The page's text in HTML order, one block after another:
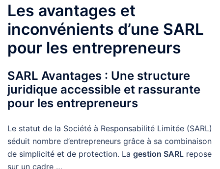
Les avantages et
inconvénients d’une SARL
pour les entrepreneurs
SARL Avantages : Une structure
juridique accessible et rassurante
pour les entrepreneurs
Le statut de la Société à Responsabilité Limitée (SARL)
séduit nombre d’entrepreneurs grâce à sa combinaison
de simplicité et de protection. La gestion SARL repose
sur un cadre …